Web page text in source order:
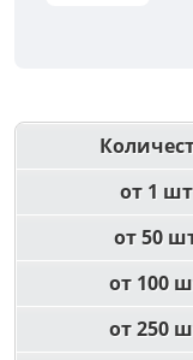
от 1
от 50
от 100
от 250